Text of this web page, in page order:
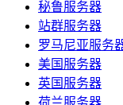
秘鲁服务器
站群服务器
罗马尼亚服务
美国服务器
英国服务器
荷兰服务器